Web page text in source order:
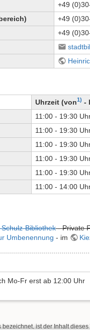
+49
+49
+49
Uhrzeit (von1) -
11:00 - 19:30
11:00 - 19:30
11:00 - 19:30
11:00 - 19:30
11:00 - 19:30
11:00 - 14:00
Bibliothek- Private
Umbenennung - im
Mo-Fr erst ab 12:00 Uhr
bezeichnet, ist der Inhalt